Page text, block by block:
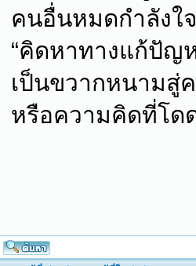
คนอื่นหมดกำลังใ
“คิดหาทางแก้ปัญ
เป็นขวากหนามสู่
หรือความคิดที่โด